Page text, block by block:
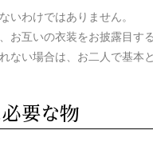
いわけではありません。
互いの衣装をお披露目す
ない場合は、お二人で基本
要な物